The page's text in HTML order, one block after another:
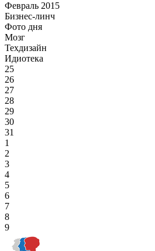
Февраль 2015
Бизнес-линч
Фото дня
Мозг
Техдизайн
Идиотека
25
26
27
28
29
30
31
1
2
3
4
5
6
7
8
9